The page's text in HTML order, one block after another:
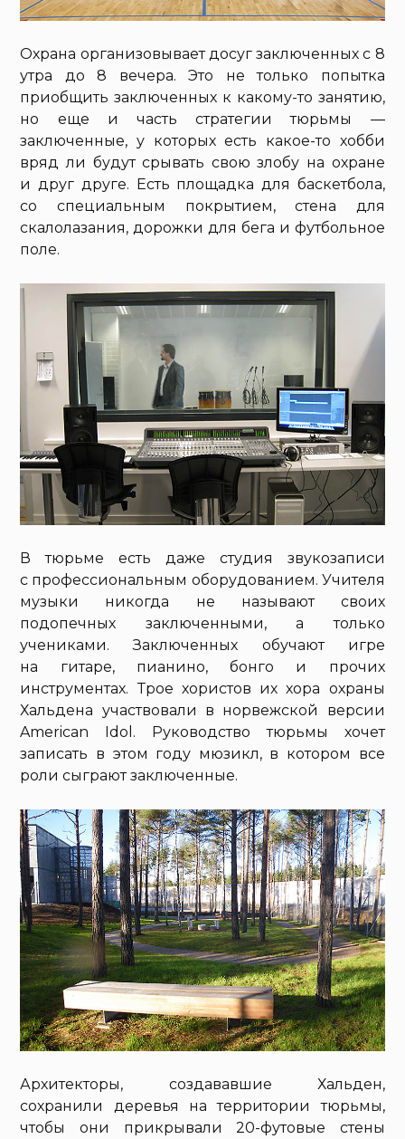
Охрана организовывает досуг заключенных с 8
утра до 8 вечера. Это не только попытка
приобщить заключенных к какому-то занятию,
но еще и часть стратегии тюрьмы —
заключенные, у которых есть какое-то хобби
вряд ли будут срывать свою злобу на охране
и друг друге. Есть площадка для баскетбола,
со специальным покрытием, стена для
скалолазания, дорожки для бега и футбольное
поле.
В тюрьме есть даже студия звукозаписи
с профессиональным оборудованием. Учителя
музыки никогда не называют своих
подопечных заключенными, а только
учениками. Заключенных обучают игре
на гитаре, пианино, бонго и прочих
инструментах. Трое хористов их хора охраны
Хальдена участвовали в норвежской версии
American Idol. Руководство тюрьмы хочет
записать в этом году мюзикл, в котором все
роли сыграют заключенные.
Архитекторы, создававшие Хальден,
сохранили деревья на территории тюрьмы,
чтобы они прикрывали 20-футовые стены